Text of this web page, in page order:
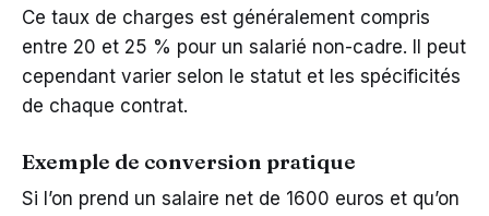
Ce taux de charges est généralement compris
entre 20 et 25 % pour un salarié non-cadre. Il peut
cependant varier selon le statut et les spécificités
de chaque contrat.
Exemple de conversion pratique
Si l’on prend un salaire net de 1600 euros et qu’on